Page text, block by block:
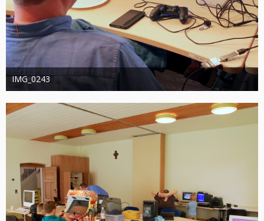
IMG_0243
joachimschwanter
9. Oktober 2023
351
0 0